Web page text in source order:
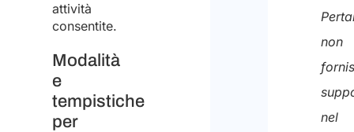
attività
consentite.
Modalità
e
tempistiche
per
non
nel